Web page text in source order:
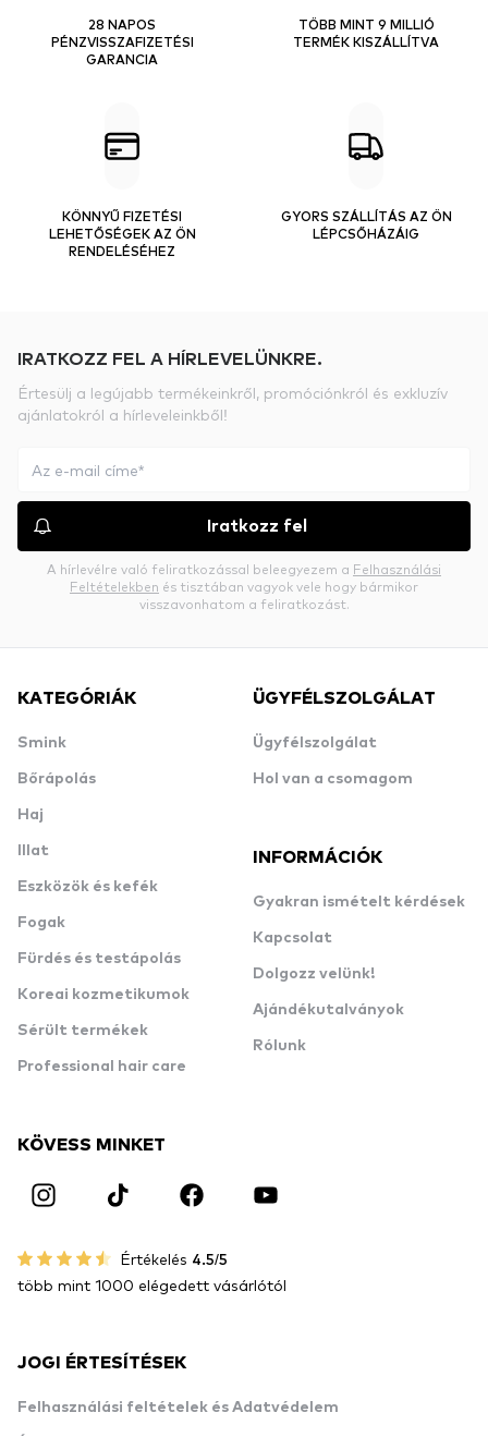
28 NAPOS
PÉNZVISSZAFIZETÉSI
GARANCIA
TÖBB MINT 9 MILLIÓ
TERMÉK KISZÁLLÍTVA
KÖNNYŰ FIZETÉSI
LEHETŐSÉGEK AZ ÖN
RENDELÉSÉHEZ
GYORS SZÁLLÍTÁS AZ ÖN
LÉPCSŐHÁZÁIG
IRATKOZZ FEL A HÍRLEVELÜNKRE.
Értesülj a legújabb termékeinkről, promóciónkról és exkluzív
ajánlatokról a hírleveleinkből!
Iratkozz fel
A hírlevélre való feliratkozással beleegyezem a Felhasználási
Feltételekben és tisztában vagyok vele hogy bármikor
visszavonhatom a feliratkozást.
KATEGÓRIÁK
Smink
Bőrápolás
Haj
Illat
Eszközök és kefék
Fogak
Fürdés és testápolás
Koreai kozmetikumok
Sérült termékek
Professional hair care
ÜGYFÉLSZOLGÁLAT
Ügyfélszolgálat
Hol van a csomagom
INFORMÁCIÓK
Gyakran ismételt kérdések
Kapcsolat
Dolgozz velünk!
Ajándékutalványok
Rólunk
KÖVESS MINKET
Értékelés 4.5/5
több mint 1000 elégedett vásárlótól
JOGI ÉRTESÍTÉSEK
Felhasználási feltételek és Adatvédelem